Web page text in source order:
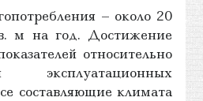
– около 20
м на год. Достижение
относительно
эксплуатационных
составляющие климата